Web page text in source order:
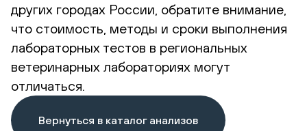
других городах России, обратите внимание,
что стоимость, методы и сроки выполнения
лабораторных тестов в региональных
ветеринарных лабораториях могут
отличаться.
Вернуться в каталог анализов